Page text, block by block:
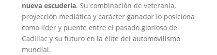
nueva escudería. Su combinación de veteranía,
proyección mediática y carácter ganador lo posiciona
como líder y puente entre el pasado glorioso de
Cadillac y su futuro en la élite del automovilismo
mundial.